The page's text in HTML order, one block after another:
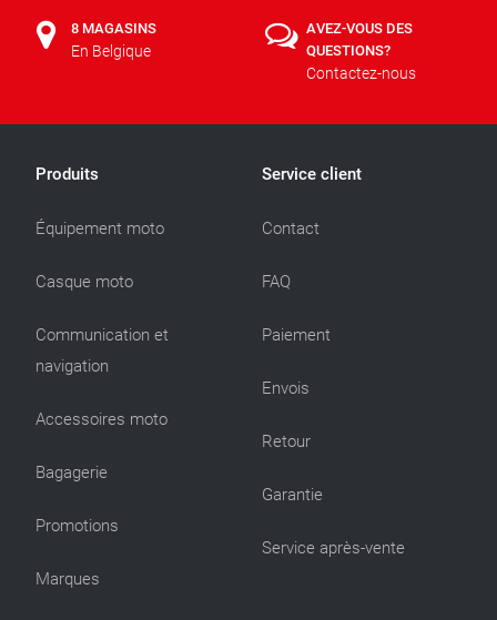
8 MAGASINS
En Belgique
AVEZ-VOUS DES
QUESTIONS?
Contactez-nous
Produits
Équipement moto
Casque moto
Communication et
navigation
Accessoires moto
Bagagerie
Promotions
Marques
Service client
Contact
FAQ
Paiement
Envois
Retour
Garantie
Service après-vente